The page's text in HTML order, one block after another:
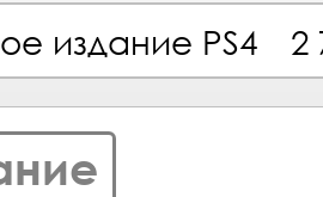
издание PS4 2